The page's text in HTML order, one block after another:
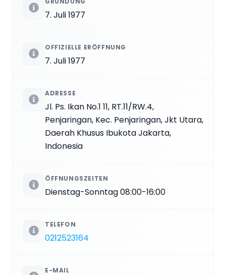
7. Juli 1977
OFFIZIELLE ERÖFFNUNG
7. Juli 1977
ADRESSE
Jl. Ps. Ikan No.1 11, RT.11/RW.4,
Penjaringan, Kec. Penjaringan, Jkt Utara,
Daerah Khusus Ibukota Jakarta,
Indonesia
ÖFFNUNGSZEITEN
Dienstag-Sonntag 08:00-16:00
TELEFON
0212523164
E-MAIL